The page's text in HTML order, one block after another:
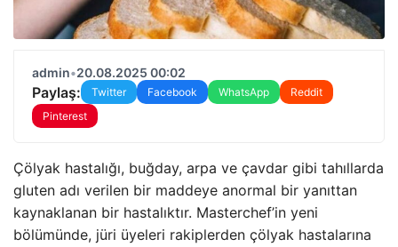
admin•20.08.2025 00:02
Paylaş: Twitter Facebook WhatsApp
Reddit
Pinterest
Çölyak hastalığı, buğday, arpa ve çavdar gibi tahıllarda
gluten adı verilen bir maddeye anormal bir yanıttan
kaynaklanan bir hastalıktır. Masterchef’in yeni
bölümünde, jüri üyeleri rakiplerden çölyak hastalarına